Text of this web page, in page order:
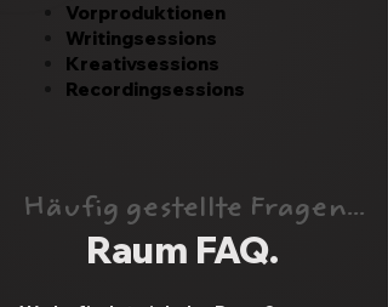
Vorproduktionen
Writingsessions
Kreativsessions
Recordingsessions
Häufig gestellte Fragen...
Raum FAQ.